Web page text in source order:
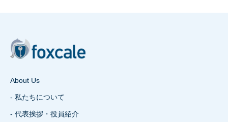
About Us
- 私たちについて
- 代表挨拶・役員紹介